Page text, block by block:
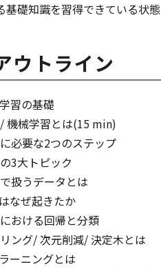
基礎知識を習得できている状態
ウトライン
習の基礎
機械学習とは(15 min)
必要な2つのステップ
3大トピック
扱うデータとは
なぜ起きたか
おける回帰と分類
ング/ 次元削減/ 決定木とは
ーニングとは